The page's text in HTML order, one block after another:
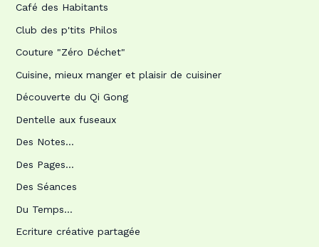
Café des Habitants
Club des p'tits Philos
Couture "Zéro Déchet"
Cuisine, mieux manger et plaisir de cuisiner
Découverte du Qi Gong
Dentelle aux fuseaux
Des Notes…
Des Pages…
Des Séances
Du Temps…
Ecriture créative partagée